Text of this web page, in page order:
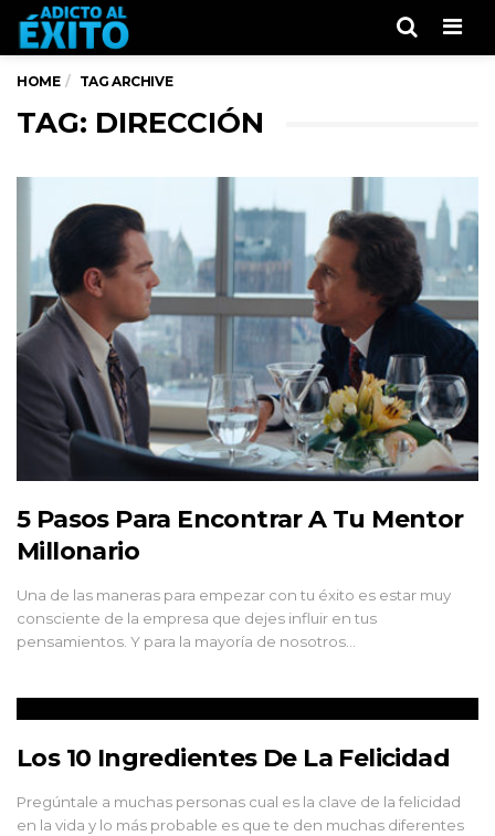
HOME TAG ARCHIVE
TAG: DIRECCIÓN
5 Pasos Para Encontrar A Tu Mentor
Millonario
Una de las maneras para empezar con tu éxito es estar muy
consciente de la empresa que dejes influir en tus
pensamientos. Y para la mayoría de nosotros…
Los 10 Ingredientes De La Felicidad
Pregúntale a muchas personas cual es la clave de la felicidad
en la vida y lo más probable es que te den muchas diferentes